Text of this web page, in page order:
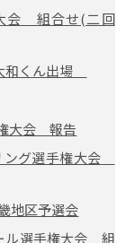
会 組合せ(二回
和くん出場
大会 報告
グ選手権大会
地区予選会
ル選手権大会 組